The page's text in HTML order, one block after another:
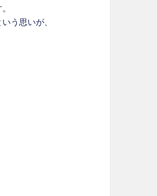
う思いが、